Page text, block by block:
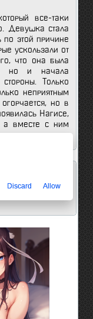
все-таки
Девушка стала
по этой причине
ускользали от
что она была
но и начала
Только
неприятным
но в
Нагисе,
а вместе с ним
не один год.
Discard Allow